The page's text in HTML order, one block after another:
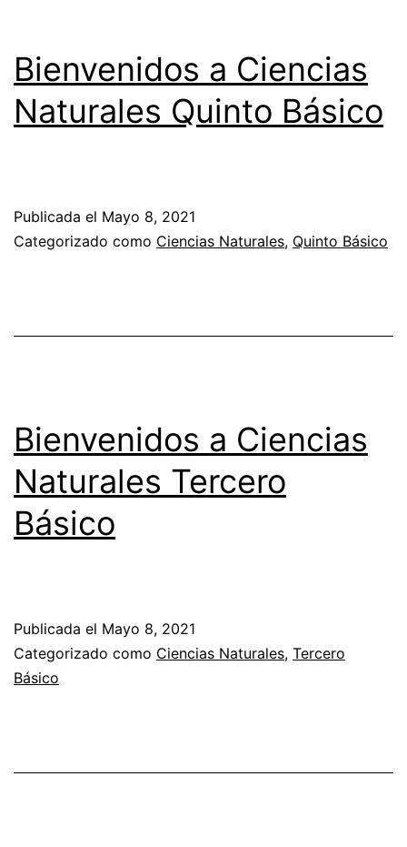
Bienvenidos a Ciencias
Naturales Quinto Básico
Publicada el Mayo 8, 2021
Categorizado como Ciencias Naturales, Quinto Básico
Bienvenidos a Ciencias
Naturales Tercero
Básico
Publicada el Mayo 8, 2021
Categorizado como Ciencias Naturales, Tercero
Básico